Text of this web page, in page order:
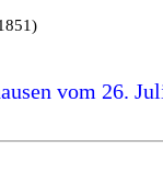
vom 26.